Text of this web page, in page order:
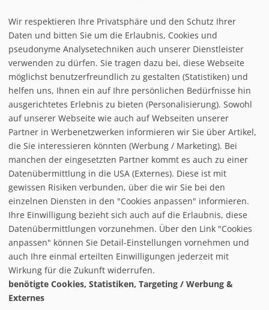
Infrastuktur Weyregg am Attersee
Loipe/Langlauf:
Snow tubing:
Eislaufen:
Rodelbahn:
Nachtrodeln:
Hallenbad:
follow us on facebook
Home
Datenschutzerklärung
Impressum
Cookie Management
Wir respektieren Ihre Privatsphäre und den Schutz Ihrer
Daten und bitten Sie um die Erlaubnis, Cookies und
pseudonyme Analysetechniken auch unserer Dienstleister
verwenden zu dürfen. Sie tragen dazu bei, diese Webseite
möglichst benutzerfreundlich zu gestalten (Statistiken) und
helfen uns, Ihnen ein auf Ihre persönlichen Bedürfnisse hin
ausgerichtetes Erlebnis zu bieten (Personalisierung). Sowohl
auf unserer Webseite wie auch auf Webseiten unserer
Partner in Werbenetzwerken informieren wir Sie über Artikel,
die Sie interessieren könnten (Werbung / Marketing). Bei
manchen der eingesetzten Partner kommt es auch zu einer
Datenübermittlung in die USA (Externes). Diese ist mit
gewissen Risiken verbunden, über die wir Sie bei den
einzelnen Diensten in den "Cookies anpassen" informieren.
Ihre Einwilligung bezieht sich auch auf die Erlaubnis, diese
Datenübermittlungen vorzunehmen. Über den Link "Cookies
anpassen" können Sie Detail-Einstellungen vornehmen und
auch Ihre einmal erteilten Einwilligungen jederzeit mit
Wirkung für die Zukunft widerrufen.
benötigte Cookies, Statistiken, Targeting / Werbung &
Externes